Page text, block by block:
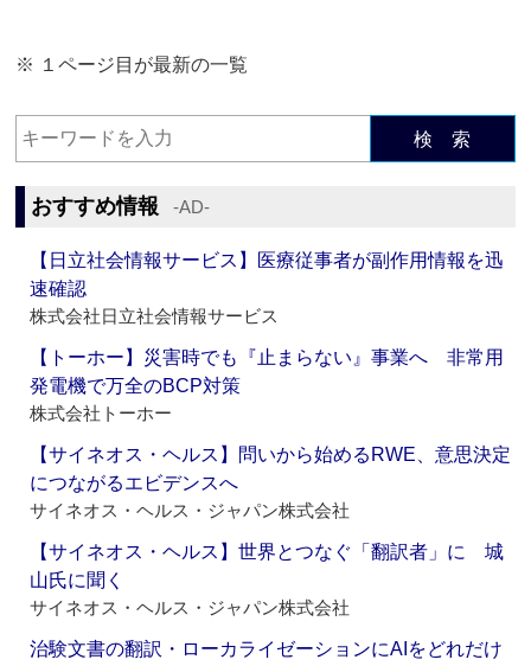
※ １ページ目が最新の一覧
検 索
おすすめ情報 ‐AD‐
【日立社会情報サービス】医療従事者が副作用情報を迅
速確認
株式会社日立社会情報サービス
【トーホー】災害時でも『止まらない』事業へ 非常用
発電機で万全のBCP対策
株式会社トーホー
【サイネオス・ヘルス】問いから始めるRWE、意思決定
につながるエビデンスへ
サイネオス・ヘルス・ジャパン株式会社
【サイネオス・ヘルス】世界とつなぐ「翻訳者」に 城
山氏に聞く
サイネオス・ヘルス・ジャパン株式会社
治験文書の翻訳・ローカライゼーションにAIをどれだけ